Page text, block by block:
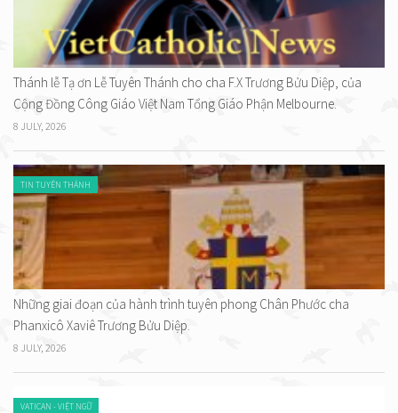
Thánh lễ Tạ ơn Lễ Tuyên Thánh cho cha F.X Trương Bửu Diệp, của
Cộng Đồng Công Giáo Việt Nam Tổng Giáo Phận Melbourne.
8 JULY, 2026
TIN TUYÊN THÁNH
Những giai đoạn của hành trình tuyên phong Chân Phước cha
Phanxicô Xaviê Trương Bửu Diệp.
8 JULY, 2026
VATICAN - VIỆT NGỮ